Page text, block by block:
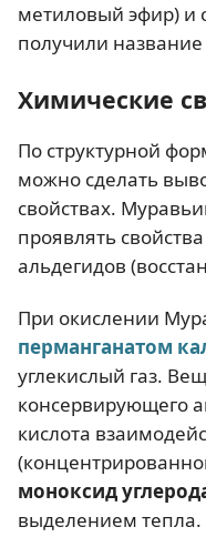
метиловый эфир) и
получили название
Химические
По структурной
можно сделать
свойствах.
проявлять
альдегидов
При окислении
перманганатом
углекислый газ.
консервирующего
кислота
моноксид
выделением